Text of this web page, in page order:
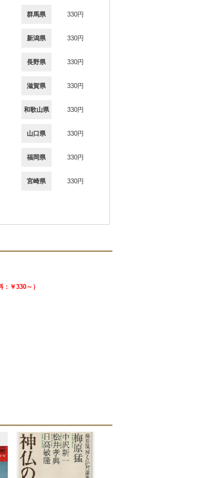
群馬県 330円
新潟県 330円
長野県 330円
滋賀県 330円
和歌山県 330円
山口県 330円
福岡県 330円
宮崎県 330円
：￥330～）